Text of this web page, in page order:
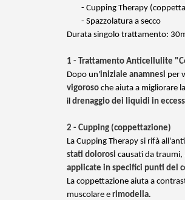
- Cupping Therapy
- Spazzolatura a secco
Durata singolo trattamento:
1 - Trattamento Anticellulite
Dopo un'iniziale anamnesi per
vigoroso che aiuta a migliorare la
il drenaggio dei liquidi in
2 - Cupping (coppettazione)
La Cupping Therapy si rifà
stati dolorosi causati da
applicate in specifici punti del
La coppettazione aiuta a
muscolare e rimodella.